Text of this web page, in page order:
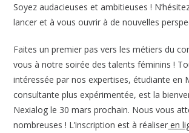
Soyez audacieuses et ambitieuses !
lancer et à vous ouvrir à de nouvelles
Faites un premier pas vers les métiers du
vous à notre soirée des talents féminins !
intéressée par nos expertises, étudiante en
consultante plus expérimentée, est la
Nexialog le 30 mars prochain. Nous vous
nombreuses ! L’inscription est à réaliser en